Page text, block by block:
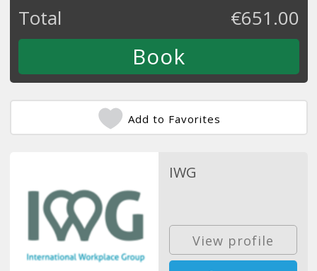
Total
€651.00
Add to Favorites
IWG
View profile